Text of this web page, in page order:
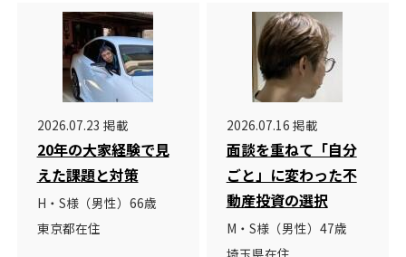
2026.07.23 掲載
20年の大家経験で見
えた課題と対策
H・S様（男性）66歳
東京都在住
2026.07.16 掲載
面談を重ねて「自分
ごと」に変わった不
動産投資の選択
M・S様（男性）47歳
埼玉県在住